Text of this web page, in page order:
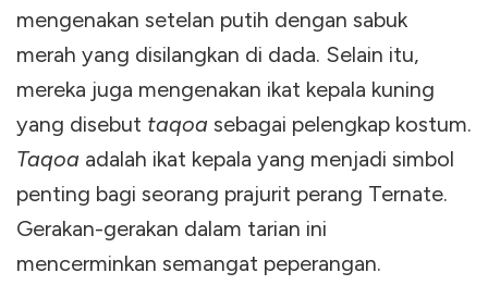
mengenakan setelan putih dengan sabuk
merah yang disilangkan di dada. Selain itu,
mereka juga mengenakan ikat kepala kuning
yang disebut taqoa sebagai pelengkap kostum.
Taqoa adalah ikat kepala yang menjadi simbol
penting bagi seorang prajurit perang Ternate.
Gerakan-gerakan dalam tarian ini
mencerminkan semangat peperangan.